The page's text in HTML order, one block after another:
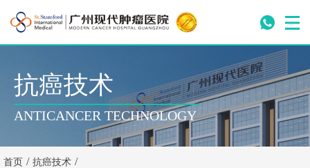
抗癌技术
ANTICANCER TECHNOLOGY
首页 / 抗癌技术 /